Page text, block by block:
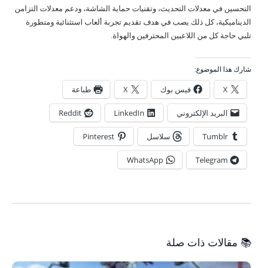
التحسين في معدلات التحديث، وتقنيات حماية الشاشة، ودعم معدلات التزامن
الديناميكية، كل ذلك يصب في هدف تقديم تجربة ألعاب استثنائية ومتطورة
تلبي حاجة كل من اللاعبين المحترفين والهواة.
شارك هذا الموضوع:
X فيس بوك X طباعة
البريد الإلكتروني LinkedIn
Reddit
Tumblr سلاسل Pinterest
Telegram
WhatsApp
📚 مقالات ذات صلة